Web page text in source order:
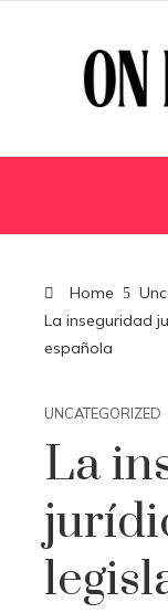
Home
La inseguridad
española
UNCATEGORIZED
La